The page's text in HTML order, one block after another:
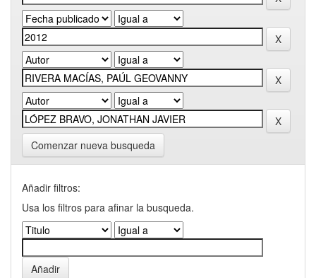
Comenzar nueva busqueda
Añadir filtros:
Usa los filtros para afinar la busqueda.